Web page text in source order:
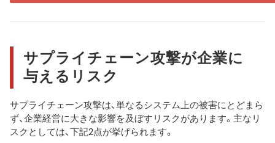
サプライチェーン攻撃が企業に
与えるリスク
サプライチェーン攻撃は、単なるシステム上の被害にとどまら
ず、企業経営に大きな影響を及ぼすリスクがあります。主なリ
スクとしては、下記2点が挙げられます。